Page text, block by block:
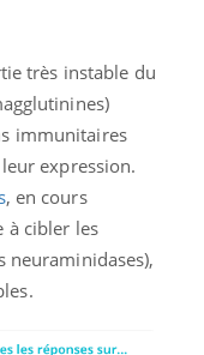
très instable du
immunitaires
expression.
, en cours
à cibler les
neuraminidases),